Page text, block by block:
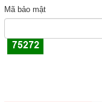
Mã bảo mật